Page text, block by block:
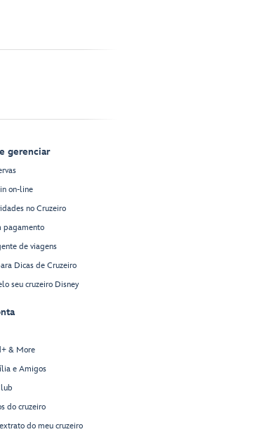
gerenciar
on-line
no Cruzeiro
pagamento
de viagens
Dicas de Cruzeiro
seu cruzeiro Disney
& More
e Amigos
do cruzeiro
do meu cruzeiro